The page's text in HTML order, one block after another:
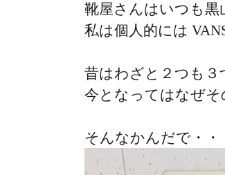
靴屋さんはいつも黒
私は個人的には
昔はわざと２つも
今となってはなぜそ
そんなかんだで・・